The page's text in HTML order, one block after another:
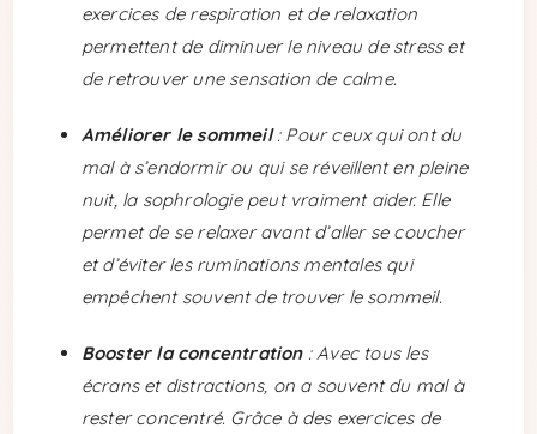
exercices de respiration et de relaxation
permettent de diminuer le niveau de stress et
de retrouver une sensation de calme.
Améliorer le sommeil: Pour ceux qui ont du
mal à s’endormir ou qui se réveillent en pleine
nuit, la sophrologie peut vraiment aider. Elle
permet de se relaxer avant d’aller se coucher
et d’éviter les ruminations mentales qui
empêchent souvent de trouver le sommeil.
Booster la concentration: Avec tous les
écrans et distractions, on a souvent du mal à
rester concentré. Grâce à des exercices de